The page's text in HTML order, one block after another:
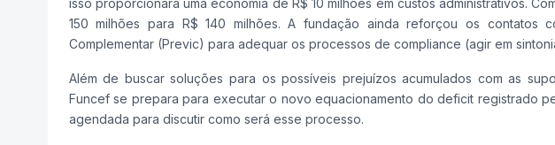
isso proporcionará uma economia de R$ 10 milhões em custos administrativos.
150 milhões para R$ 140 milhões. A fundação ainda reforçou os contatos
Complementar (Previc) para adequar os processos de compliance (agir em
Além de buscar soluções para os possíveis prejuízos acumulados com as
Funcef se prepara para executar o novo equacionamento do deficit registrado
agendada para discutir como será esse processo.